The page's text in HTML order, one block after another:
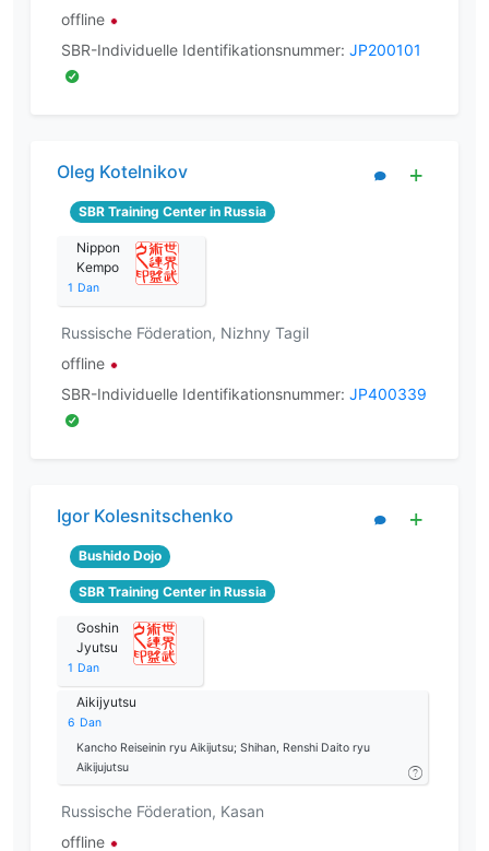
offline
SBR-Individuelle Identifikationsnummer: JP200101
Oleg Kotelnikov
SBR Training Center in Russia
Nippon
Kempo
1 Dan
Russische Föderation, Nizhny Tagil
offline
SBR-Individuelle Identifikationsnummer: JP400339
Igor Kolesnitschenko
Bushido Dojo
SBR Training Center in Russia
Goshin
Jyutsu
1 Dan
Aikijyutsu
6 Dan
Kancho Reiseinin ryu Aikijutsu; Shihan, Renshi Daito ryu
Aikijujutsu
Russische Föderation, Kasan
offline